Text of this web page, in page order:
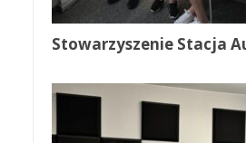
Stowarzyszenie Stacja